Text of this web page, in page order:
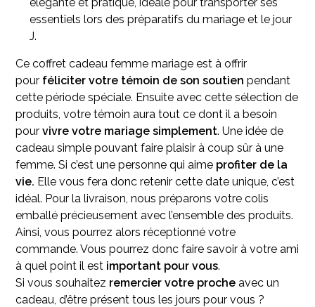
essentiels lors des préparatifs du mariage et le jour
J.
Ce coffret cadeau femme mariage est à offrir
pour féliciter votre témoin de son soutien pendant
cette période spéciale. Ensuite avec cette sélection de
produits, votre témoin aura tout ce dont il a besoin
pour vivre votre mariage simplement. Une idée de
cadeau simple pouvant faire plaisir à coup sûr à une
femme. Si c’est une personne qui aime profiter de la
vie. Elle vous fera donc retenir cette date unique, c’est
idéal. Pour la livraison, nous préparons votre colis
emballé précieusement avec l’ensemble des produits.
Ainsi, vous pourrez alors réceptionné votre
commande. Vous pourrez donc faire savoir à votre ami
à quel point il est important pour vous.
Si vous souhaitez remercier votre proche avec un
cadeau, d’être présent tous les jours pour vous ?